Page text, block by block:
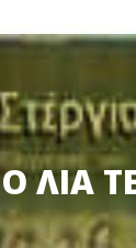
Ο ΛΙΑ